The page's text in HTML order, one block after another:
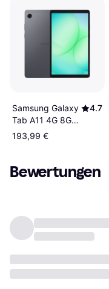
Samsung Galaxy
Tab A11 4G 8GB
128GB Grey
4.7
193,99 €
Bewertungen